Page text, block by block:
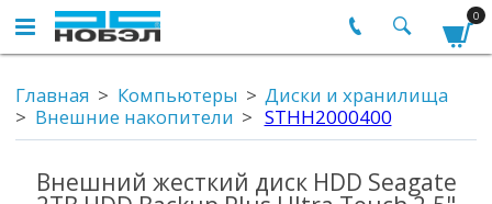
0
Главная Компьютеры
Диски и хранилища
Внешние накопители
STHH2000400
Внешний жесткий диск HDD Seagate